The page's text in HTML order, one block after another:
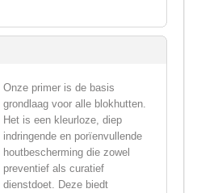
Onze primer is de basis
grondlaag voor alle blokhutten.
Het is een kleurloze, diep
indringende en porïenvullende
houtbescherming die zowel
preventief als curatief
dienstdoet. Deze biedt